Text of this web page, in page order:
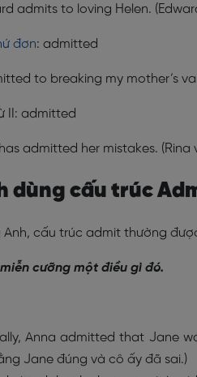
admits to loving Helen.
đơn: admitted
to breaking my mother’s
II: admitted
admitted her mistakes.
dùng cấu trúc
Anh, cấu trúc admit thường
cưỡng một điều gì đó.
Anna admitted that Jane
Jane đúng và cô ấy đã sai.)